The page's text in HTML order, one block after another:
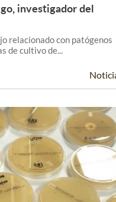
Leer Más +
investigador del
relacionado con patógenos
de cultivo de...